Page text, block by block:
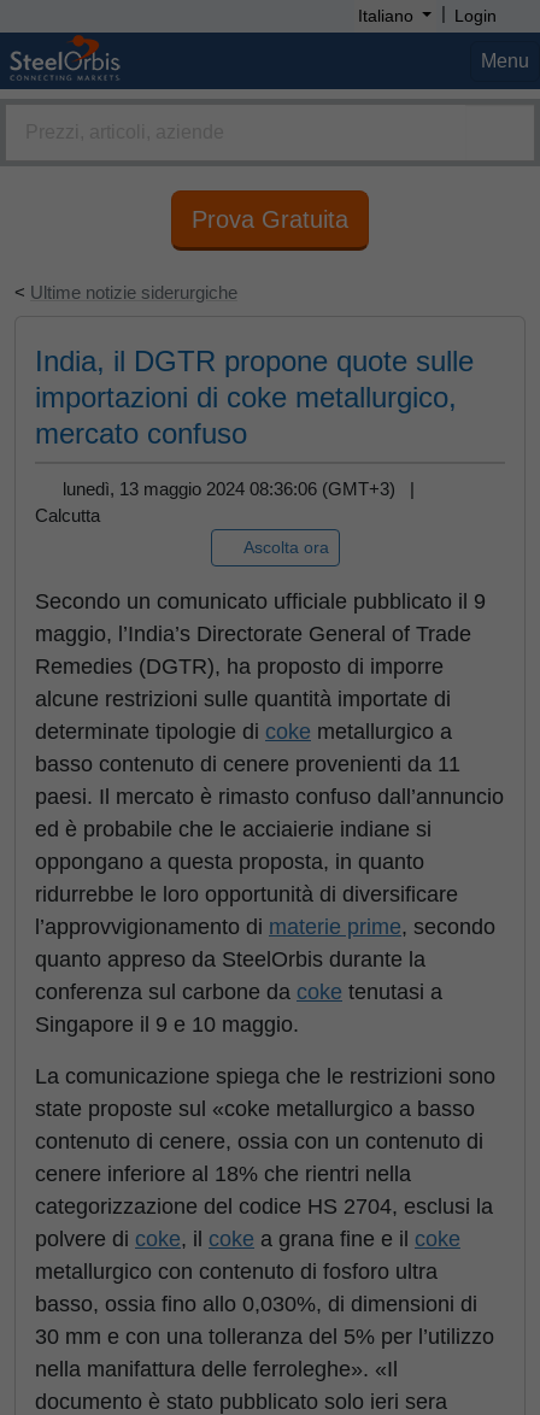
Italiano | Login
Menu
Prova Gratuita
< Ultime notizie siderurgiche
India, il DGTR propone quote sulle
importazioni di coke metallurgico,
mercato confuso
lunedì, 13 maggio 2024 08:36:06 (GMT+3) |
Calcutta
Ascolta ora
Secondo un comunicato ufficiale pubblicato il 9
maggio, l’India’s Directorate General of Trade
Remedies (DGTR), ha proposto di imporre
alcune restrizioni sulle quantità importate di
determinate tipologie di coke metallurgico a
basso contenuto di cenere provenienti da 11
paesi. Il mercato è rimasto confuso dall’annuncio
ed è probabile che le acciaierie indiane si
oppongano a questa proposta, in quanto
ridurrebbe le loro opportunità di diversificare
l’approvvigionamento di materie prime, secondo
quanto appreso da SteelOrbis durante la
conferenza sul carbone da coke tenutasi a
Singapore il 9 e 10 maggio.
La comunicazione spiega che le restrizioni sono
state proposte sul «coke metallurgico a basso
contenuto di cenere, ossia con un contenuto di
cenere inferiore al 18% che rientri nella
categorizzazione del codice HS 2704, esclusi la
polvere di coke, il coke a grana fine e il coke
metallurgico con contenuto di fosforo ultra
basso, ossia fino allo 0,030%, di dimensioni di
30 mm e con una tolleranza del 5% per l’utilizzo
nella manifattura delle ferroleghe». «Il
documento è stato pubblicato solo ieri sera